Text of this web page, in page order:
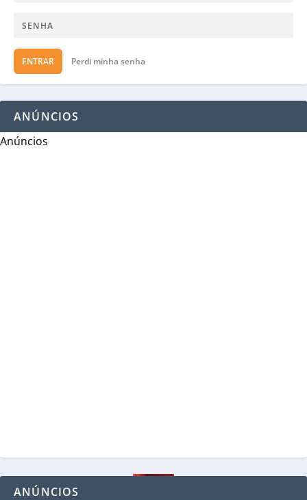
ENTRAR Perdi minha senha
ANÚNCIOS
Anúncios
ANÚNCIOS